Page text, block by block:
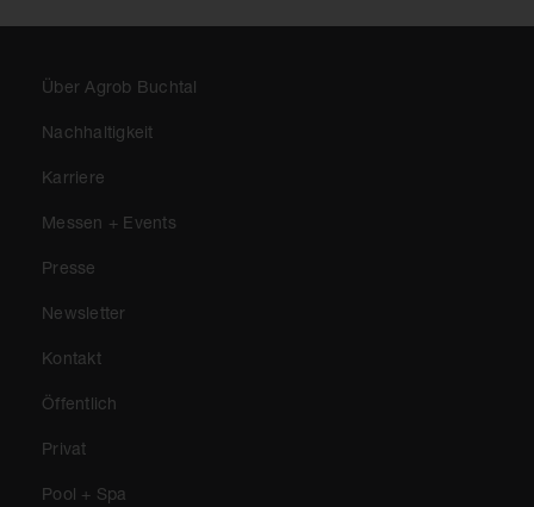
Über Agrob Buchtal
Nachhaltigkeit
Karriere
Messen + Events
Presse
Newsletter
Kontakt
Öffentlich
Privat
Pool + Spa